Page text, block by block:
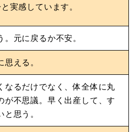
実感しています。
元に戻るか不安。
える。
なるだけでなく、体全体に丸
が不思議。早く出産して、す
思う。